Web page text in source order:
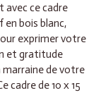
avec ce cadre
bois blanc,
exprimer votre
et gratitude
marraine de votre
cadre de 10 x 15